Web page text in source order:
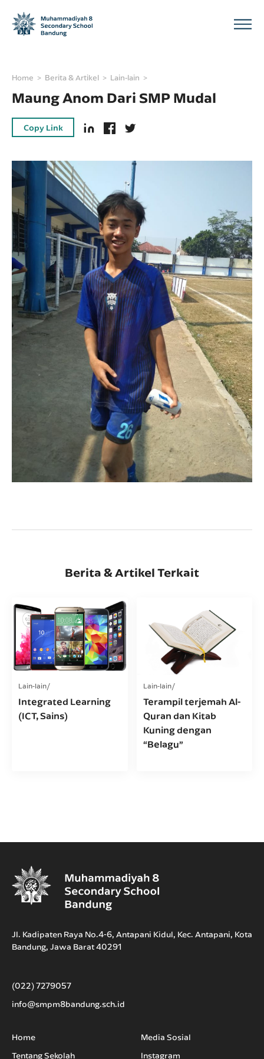
Home Berita & Artikel Lain-lain
Maung Anom Dari SMP Mudal
Copy Link
Berita & Artikel Terkait
Lain-lain
Integrated Learning
(ICT, Sains)
Lain-lain
Terampil terjemah Al-
Quran dan Kitab
Kuning dengan
“Belagu”
Jl. Kadipaten Raya No.4-6, Antapani Kidul, Kec. Antapani, Kota
Bandung, Jawa Barat 40291
(022) 7279057
info@smpm8bandung.sch.id
Home
Tentang Sekolah
Media Sosial
Instagram